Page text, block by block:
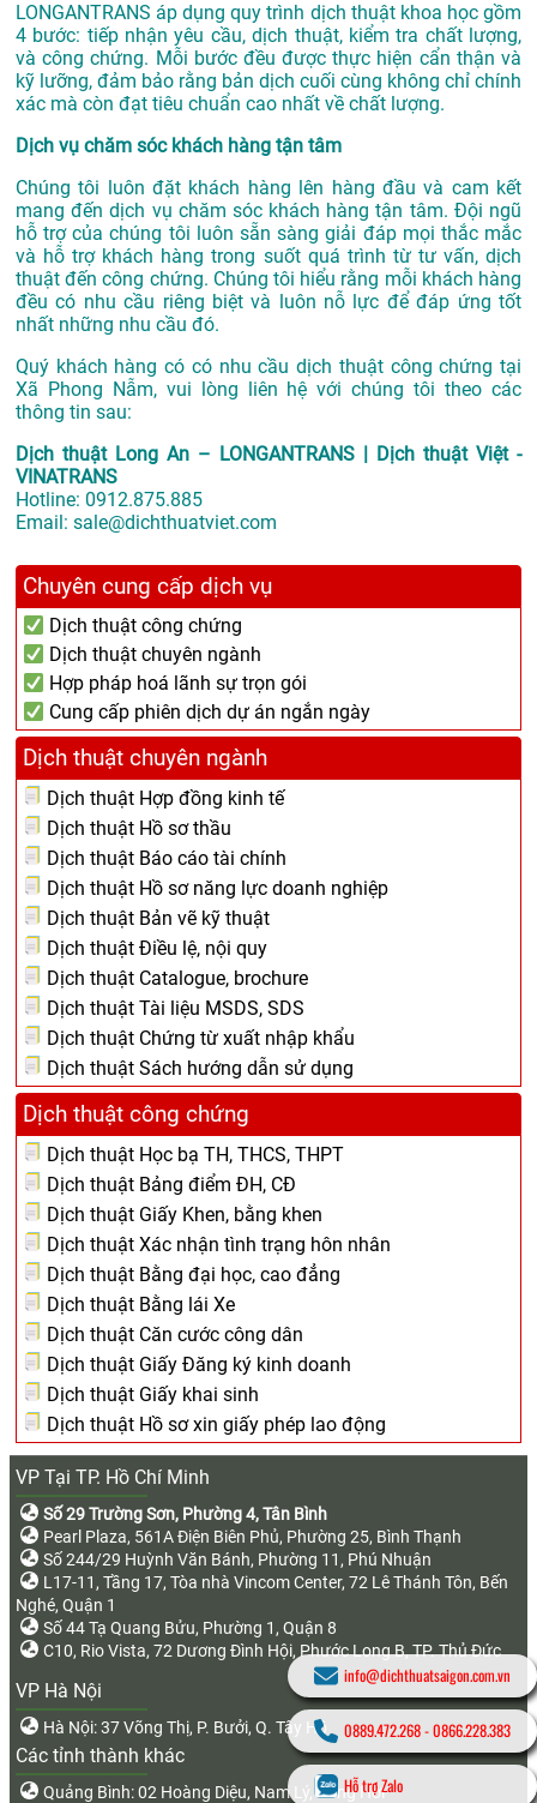
LONGANTRANS áp dụng quy trình dịch thuật khoa học gồm
4 bước: tiếp nhận yêu cầu, dịch thuật, kiểm tra chất lượng,
và công chứng. Mỗi bước đều được thực hiện cẩn thận và
kỹ lưỡng, đảm bảo rằng bản dịch cuối cùng không chỉ chính
xác mà còn đạt tiêu chuẩn cao nhất về chất lượng.
Dịch vụ chăm sóc khách hàng tận tâm
Chúng tôi luôn đặt khách hàng lên hàng đầu và cam kết
mang đến dịch vụ chăm sóc khách hàng tận tâm. Đội ngũ
hỗ trợ của chúng tôi luôn sẵn sàng giải đáp mọi thắc mắc
và hỗ trợ khách hàng trong suốt quá trình từ tư vấn, dịch
thuật đến công chứng. Chúng tôi hiểu rằng mỗi khách hàng
đều có nhu cầu riêng biệt và luôn nỗ lực để đáp ứng tốt
nhất những nhu cầu đó.
Quý khách hàng có có nhu cầu dịch thuật công chứng tại
Xã Phong Nẫm, vui lòng liên hệ với chúng tôi theo các
thông tin sau:
Dịch thuật Long An – LONGANTRANS | Dịch thuật Việt -
VINATRANS
Hotline: 0912.875.885
Email: sale@dichthuatviet.com
Chuyên cung cấp dịch vụ
Dịch thuật công chứng
Dịch thuật chuyên ngành
Hợp pháp hoá lãnh sự trọn gói
Cung cấp phiên dịch dự án ngắn ngày
Dịch thuật chuyên ngành
Dịch thuật Hợp đồng kinh tế
Dịch thuật Hồ sơ thầu
Dịch thuật Báo cáo tài chính
Dịch thuật Hồ sơ năng lực doanh nghiệp
Dịch thuật Bản vẽ kỹ thuật
Dịch thuật Điều lệ, nội quy
Dịch thuật Catalogue, brochure
Dịch thuật Tài liệu MSDS, SDS
Dịch thuật Chứng từ xuất nhập khẩu
Dịch thuật Sách hướng dẫn sử dụng
Dịch thuật công chứng
Dịch thuật Học bạ TH, THCS, THPT
Dịch thuật Bảng điểm ĐH, CĐ
Dịch thuật Giấy Khen, bằng khen
Dịch thuật Xác nhận tình trạng hôn nhân
Dịch thuật Bằng đại học, cao đẳng
Dịch thuật Bằng lái Xe
Dịch thuật Căn cước công dân
Dịch thuật Giấy Đăng ký kinh doanh
Dịch thuật Giấy khai sinh
Dịch thuật Hồ sơ xin giấy phép lao động
VP Tại TP. Hồ Chí Minh
Số 29 Trường Sơn, Phường 4, Tân Bình
Pearl Plaza, 561A Điện Biên Phủ, Phường 25, Bình Thạnh
Số 244/29 Huỳnh Văn Bánh, Phường 11, Phú Nhuận
L17-11, Tầng 17, Tòa nhà Vincom Center, 72 Lê Thánh Tôn, Bến
Nghé, Quận 1
Số 44 Tạ Quang Bửu, Phường 1, Quận 8
C10, Rio Vista, 72 Dương Đình Hội, Phước Long B, TP. Thủ Đức
VP Hà Nội
Hà Nội: 37 Võng Thị, P. Bưởi, Q. Tây Hồ
Các tỉnh thành khác
Quảng Bình: 02 Hoàng Diệu, Nam Lý, Đồng Hới
info@dichthuatsaigon.com.vn
0889.472.268-0866.228.383
Hỗ trợ Zalo